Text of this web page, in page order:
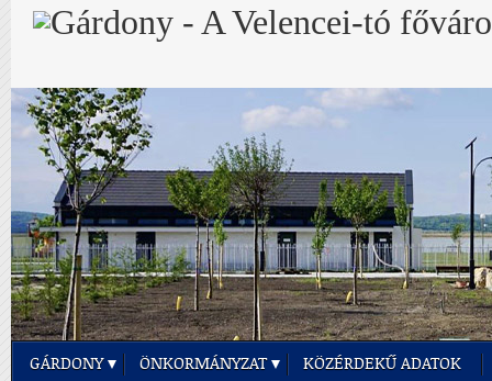
GÁRDONY ÖNKORMÁNYZAT KÖZÉRDEKŰ ADATOK